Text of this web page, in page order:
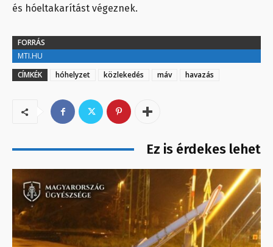
és hóeltakarítást végeznek.
FORRÁS
MTI.HU
CÍMKÉK
hóhelyzet közlekedés máv havazás
Ez is érdekes lehet